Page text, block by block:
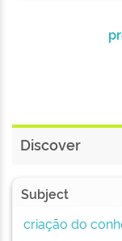
Discover
Subject
criação do